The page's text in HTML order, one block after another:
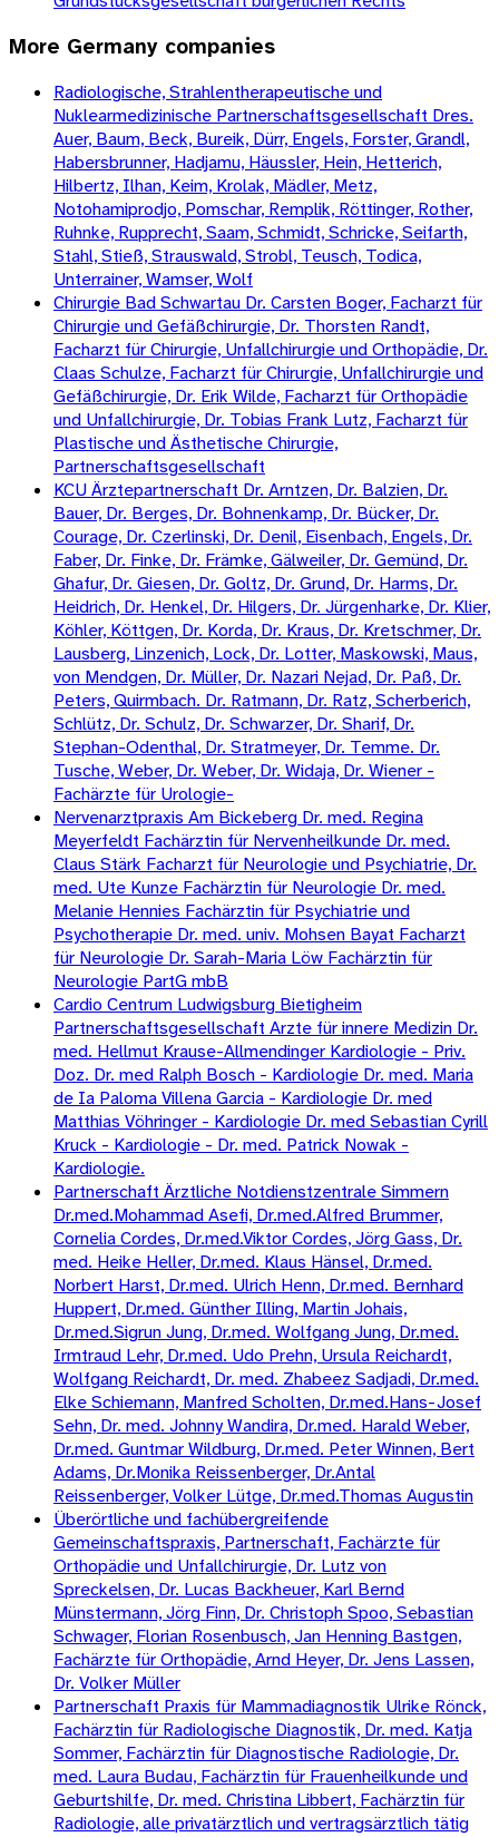
More Germany companies
Radiologische, Strahlentherapeutische und
Nuklearmedizinische Partnerschaftsgesellschaft Dres.
Auer, Baum, Beck, Bureik, Dürr, Engels, Forster, Grandl,
Habersbrunner, Hadjamu, Häussler, Hein, Hetterich,
Hilbertz, Ilhan, Keim, Krolak, Mädler, Metz,
Notohamiprodjo, Pomschar, Remplik, Röttinger, Rother,
Ruhnke, Rupprecht, Saam, Schmidt, Schricke, Seifarth,
Stahl, Stieß, Strauswald, Strobl, Teusch, Todica,
Unterrainer, Wamser, Wolf
Chirurgie Bad Schwartau Dr. Carsten Boger, Facharzt für
Chirurgie und Gefäßchirurgie, Dr. Thorsten Randt,
Facharzt für Chirurgie, Unfallchirurgie und Orthopädie, Dr.
Claas Schulze, Facharzt für Chirurgie, Unfallchirurgie und
Gefäßchirurgie, Dr. Erik Wilde, Facharzt für Orthopädie
und Unfallchirurgie, Dr. Tobias Frank Lutz, Facharzt für
Plastische und Ästhetische Chirurgie,
Partnerschaftsgesellschaft
KCU Ärztepartnerschaft Dr. Arntzen, Dr. Balzien, Dr.
Bauer, Dr. Berges, Dr. Bohnenkamp, Dr. Bücker, Dr.
Courage, Dr. Czerlinski, Dr. Denil, Eisenbach, Engels, Dr.
Faber, Dr. Finke, Dr. Främke, Gälweiler, Dr. Gemünd, Dr.
Ghafur, Dr. Giesen, Dr. Goltz, Dr. Grund, Dr. Harms, Dr.
Heidrich, Dr. Henkel, Dr. Hilgers, Dr. Jürgenharke, Dr. Klier,
Köhler, Köttgen, Dr. Korda, Dr. Kraus, Dr. Kretschmer, Dr.
Lausberg, Linzenich, Lock, Dr. Lotter, Maskowski, Maus,
von Mendgen, Dr. Müller, Dr. Nazari Nejad, Dr. Paß, Dr.
Peters, Quirmbach. Dr. Ratmann, Dr. Ratz, Scherberich,
Schlütz, Dr. Schulz, Dr. Schwarzer, Dr. Sharif, Dr.
Stephan-Odenthal, Dr. Stratmeyer, Dr. Temme. Dr.
Tusche, Weber, Dr. Weber, Dr. Widaja, Dr. Wiener -
Fachärzte für Urologie-
Nervenarztpraxis Am Bickeberg Dr. med. Regina
Meyerfeldt Fachärztin für Nervenheilkunde Dr. med.
Claus Stärk Facharzt für Neurologie und Psychiatrie, Dr.
med. Ute Kunze Fachärztin für Neurologie Dr. med.
Melanie Hennies Fachärztin für Psychiatrie und
Psychotherapie Dr. med. univ. Mohsen Bayat Facharzt
für Neurologie Dr. Sarah-Maria Löw Fachärztin für
Neurologie PartG mbB
Cardio Centrum Ludwigsburg Bietigheim
Partnerschaftsgesellschaft Arzte für innere Medizin Dr.
med. Hellmut Krause-Allmendinger Kardiologie - Priv.
Doz. Dr. med Ralph Bosch - Kardiologie Dr. med. Maria
de Ia Paloma Villena Garcia - Kardiologie Dr. med
Matthias Vöhringer - Kardiologie Dr. med Sebastian Cyrill
Kruck - Kardiologie - Dr. med. Patrick Nowak -
Kardiologie.
Partnerschaft Ärztliche Notdienstzentrale Simmern
Dr.med.Mohammad Asefi, Dr.med.Alfred Brummer,
Cornelia Cordes, Dr.med.Viktor Cordes, Jörg Gass, Dr.
med. Heike Heller, Dr.med. Klaus Hänsel, Dr.med.
Norbert Harst, Dr.med. Ulrich Henn, Dr.med. Bernhard
Huppert, Dr.med. Günther Illing, Martin Johais,
Dr.med.Sigrun Jung, Dr.med. Wolfgang Jung, Dr.med.
Irmtraud Lehr, Dr.med. Udo Prehn, Ursula Reichardt,
Wolfgang Reichardt, Dr. med. Zhabeez Sadjadi, Dr.med.
Elke Schiemann, Manfred Scholten, Dr.med.Hans-Josef
Sehn, Dr. med. Johnny Wandira, Dr.med. Harald Weber,
Dr.med. Guntmar Wildburg, Dr.med. Peter Winnen, Bert
Adams, Dr.Monika Reissenberger, Dr.Antal
Reissenberger, Volker Lütge, Dr.med.Thomas Augustin
Überörtliche und fachübergreifende
Gemeinschaftspraxis, Partnerschaft, Fachärzte für
Orthopädie und Unfallchirurgie, Dr. Lutz von
Spreckelsen, Dr. Lucas Backheuer, Karl Bernd
Münstermann, Jörg Finn, Dr. Christoph Spoo, Sebastian
Schwager, Florian Rosenbusch, Jan Henning Bastgen,
Fachärzte für Orthopädie, Arnd Heyer, Dr. Jens Lassen,
Dr. Volker Müller
Partnerschaft Praxis für Mammadiagnostik Ulrike Rönck,
Fachärztin für Radiologische Diagnostik, Dr. med. Katja
Sommer, Fachärztin für Diagnostische Radiologie, Dr.
med. Laura Budau, Fachärztin für Frauenheilkunde und
Geburtshilfe, Dr. med. Christina Libbert, Fachärztin für
Radiologie, alle privatärztlich und vertragsärztlich tätig